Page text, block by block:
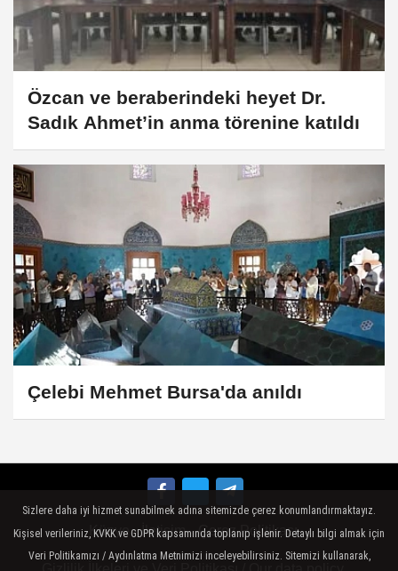
Özcan ve beraberindeki heyet Dr.
Sadık Ahmet’in anma törenine katıldı
Çelebi Mehmet Bursa'da anıldı
Künye İletişim Çerez Politikası
Sizlere daha iyi hizmet sunabilmek adına sitemizde çerez konumlandırmaktayız.
Kişisel verileriniz, KVKK ve GDPR kapsamında toplanıp işlenir. Detaylı bilgi almak için
Veri Politikamızı / Aydınlatma Metnimizi inceleyebilirsiniz. Sitemizi kullanarak,